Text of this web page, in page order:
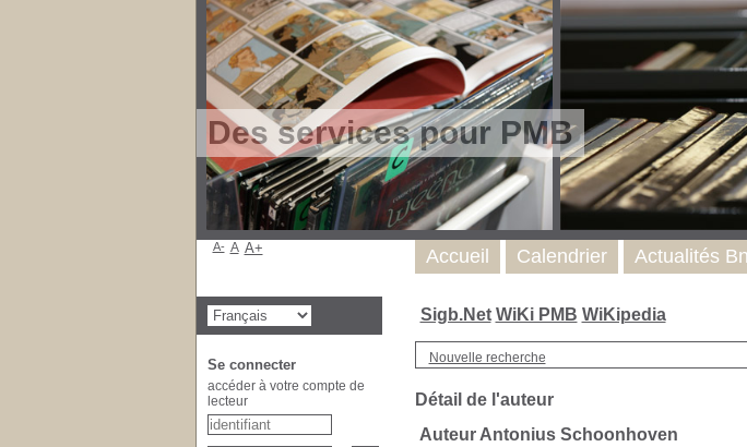
Des services pour PMB
Sigb.Net WiKi PMB WiKipedia
Nouvelle recherche
Détail de l'auteur
Auteur Antonius Schoonhoven
Accueil Calendrier Actualités
A- A A+
Se connecter
accéder à votre compte de
lecteur